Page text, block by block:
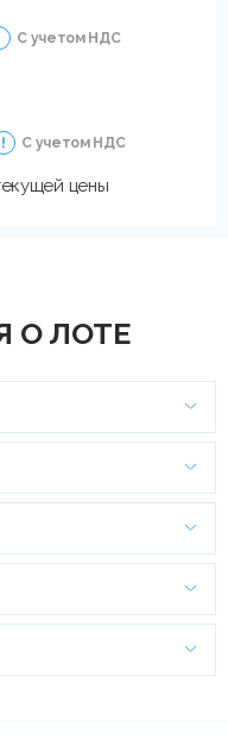
С учетом НДС
С учетом НДС
цены
О ЛОТЕ